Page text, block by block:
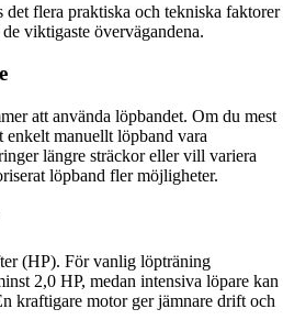
flera praktiska och tekniska faktorer
viktigaste övervägandena.
att använda löpbandet. Om du mest
enkelt manuellt löpband vara
längre sträckor eller vill variera
löpband fler möjligheter.
(HP). För vanlig löpträning
2,0 HP, medan intensiva löpare kan
kraftigare motor ger jämnare drift och